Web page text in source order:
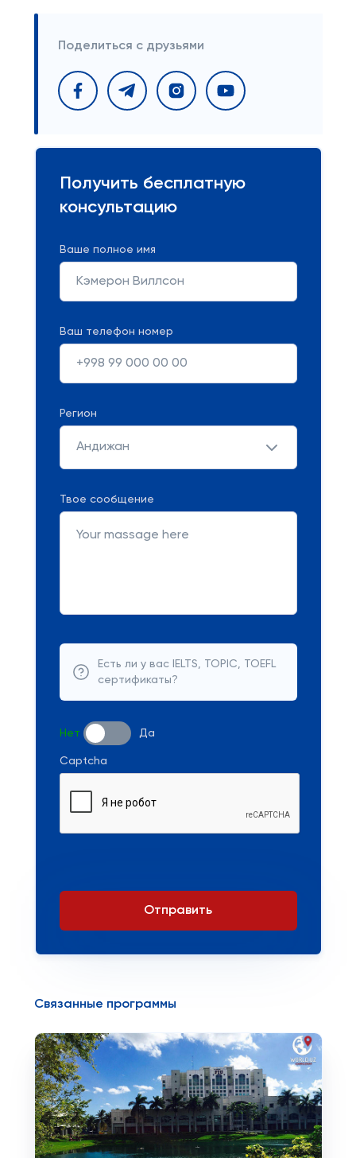
Поделиться с друзьями
Получить бесплатную
консультацию
Ваше полное имя
Ваш телефон номер
Регион
Андижан
Твое сообщение
Есть ли у вас IELTS, TOPIC, TOEFL
сертификаты?
Нет Да
Captcha
Отправить
Связанные программы